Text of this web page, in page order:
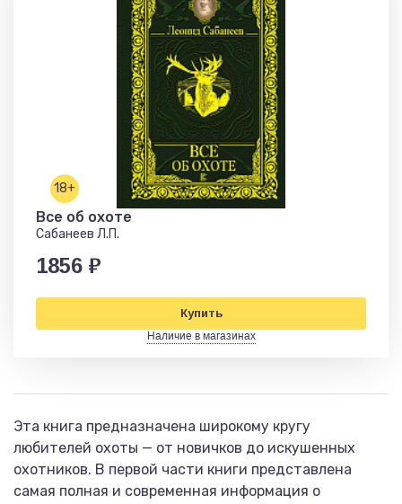
18+
Все об охоте
Сабанеев Л.П.
1856 ₽
Купить
Наличие в магазинах
Эта книга предназначена широкому кругу
любителей охоты — от новичков до искушенных
охотников. В первой части книги представлена
самая полная и современная информация о